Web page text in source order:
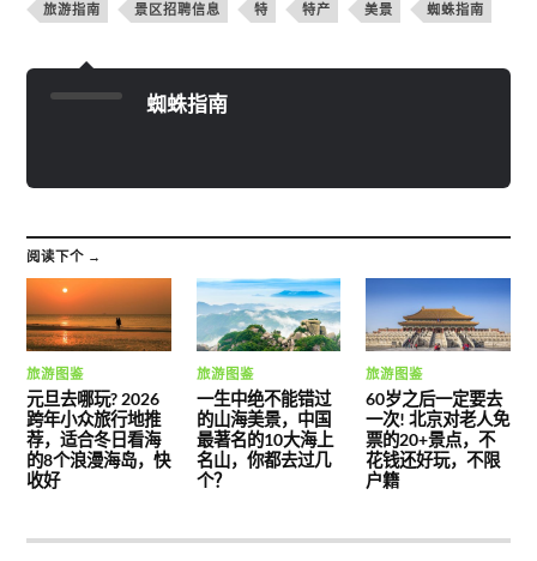
旅游指南 景区招聘信息 特 特产 美景 蜘蛛指南
蜘蛛指南
阅读下个 →
旅游图鉴
元旦去哪玩? 2026
跨年小众旅行地推
荐，适合冬日看海
的8个浪漫海岛，快
收好
旅游图鉴
一生中绝不能错过
的山海美景，中国
最著名的10大海上
名山，你都去过几
个？
旅游图鉴
60岁之后一定要去
一次! 北京对老人免
票的20+景点，不
花钱还好玩，不限
户籍